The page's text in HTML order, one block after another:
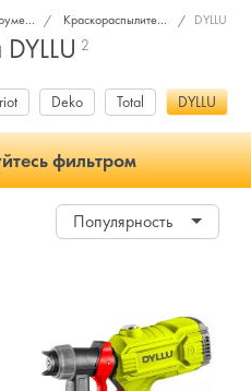
Краскораспылители DYLLU
2
Deko Total DYLLU
фильтром
Популярность